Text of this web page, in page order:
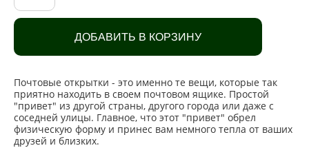
ДОБАВИТЬ В КОРЗИНУ
Почтовые открытки - это именно те вещи, которые так
приятно находить в своем почтовом ящике. Простой
"привет" из другой страны, другого города или даже с
соседней улицы. Главное, что этот "привет" обрел
физическую форму и принес вам немного тепла от ваших
друзей и близких.